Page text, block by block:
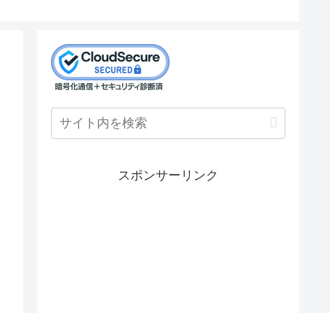
スポンサーリンク